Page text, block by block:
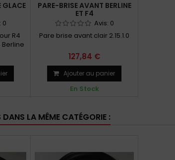
GLACE
0
R4
F6
PARE-BRISE AVANT BERLINE
ET F4
Avis: 0
Pare brise avant clair 2.15.1.0
127,84 €
Ajouter au panier
En Stock
LA MÊME CATÉGORIE :